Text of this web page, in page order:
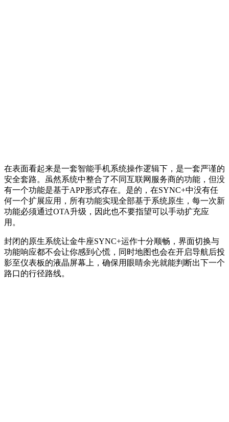
在表面看起来是一套智能手机系统操作逻辑下，是一套严谨的
安全套路。虽然系统中整合了不同互联网服务商的功能，但没
有一个功能是基于APP形式存在。是的，在SYNC+中没有任
何一个扩展应用，所有功能实现全部基于系统原生，每一次新
功能必须通过OTA升级，因此也不要指望可以手动扩充应
用。
封闭的原生系统让金牛座SYNC+运作十分顺畅，界面切换与
功能响应都不会让你感到心慌，同时地图也会在开启导航后投
影至仪表板的液晶屏幕上，确保用眼睛余光就能判断出下一个
路口的行径路线。